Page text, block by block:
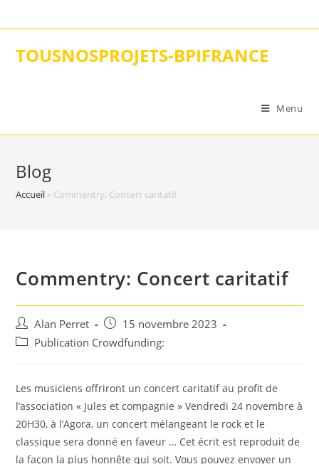
to
TOUSNOSPROJETS-BPIFRANCE
Menu
Blog
Accueil » Commentry: Concert caritatif
Commentry: Concert caritatif
Auteur/autrice
de
Alan Perret
Post
published:
15 novembre 2023
PostPublication Crowdfunding:
Les musiciens offriront un concert caritatif au profit de
l’association « Jules et compagnie » Vendredi 24 novembre à
20H30, à l’Agora, un concert mélangeant le rock et le
classique sera donné en faveur … Cet écrit est reproduit de
la façon la plus honnête qui soit. Vous pouvez envoyer un